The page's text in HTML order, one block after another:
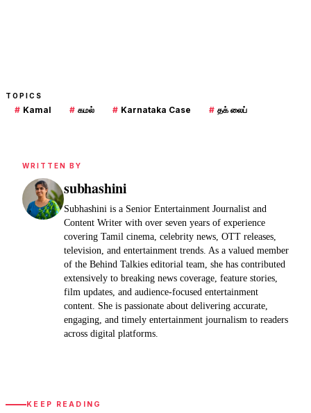
TOPICS
# Kamal # கமல் # Karnataka Case # தக் லைப்
WRITTEN BY
subhashini
Subhashini is a Senior Entertainment Journalist and
Content Writer with over seven years of experience
covering Tamil cinema, celebrity news, OTT releases,
television, and entertainment trends. As a valued member
of the Behind Talkies editorial team, she has contributed
extensively to breaking news coverage, feature stories,
film updates, and audience-focused entertainment
content. She is passionate about delivering accurate,
engaging, and timely entertainment journalism to readers
across digital platforms.
KEEP READING